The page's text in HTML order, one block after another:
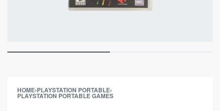
HOME›PLAYSTATION PORTABLE›
PLAYSTATION PORTABLE GAMES